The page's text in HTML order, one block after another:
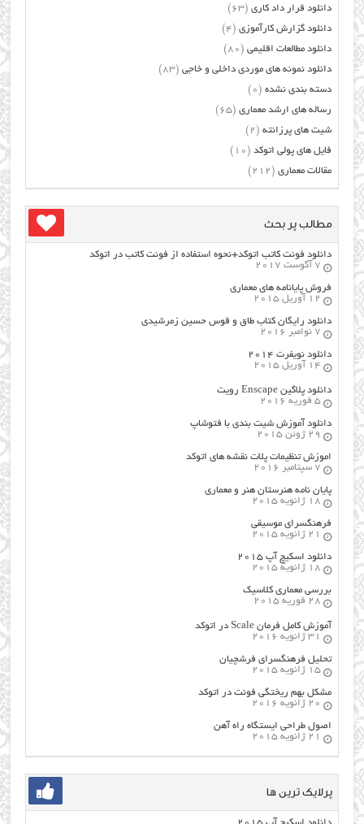
دانلود قرار داد کاری (63)
دانلود گزارش کارآموزی (4)
دانلود مطالعات اقلیمی (80)
دانلود نمونه های موردی داخلی و خاجی (83)
دسته بندی نشده (0)
رساله های ارشد معماری (65)
شیت های پرزانته (2)
فایل های پولی اتوکد (10)
مقالات معماری (212)
مطالب پر بحث
دانلود فونت کاتب اتوکد+نحوه استفاده از فونت کاتب در اتوکد
7 آگوست 2017
فروش پایانامه های معماری
12 آوریل 2015
دانلود رایگان کتاب طاق و قوس حسین زمرشیدی
7 نوامبر 2016
دانلود نویفرت ۲۰۱۴
14 آوریل 2015
دانلود پلاگین Enscape رویت
5 فوریه 2016
دانلود آموزش شیت بندی با فتوشاپ
29 ژوئن 2015
اموزش تنظیمات پلات نقشه های اتوکد
7 سپتامبر 2016
پایان نامه هنرستان هنر و معماري
18 ژانویه 2015
فرهنگسراي موسيقي
21 ژانویه 2015
دانلود اسکیچ آپ ۲۰۱۵
18 ژانویه 2015
بررسی معماری کلاسیک
28 فوریه 2015
آموزش کامل فرمان Scale در اتوکد
31 ژانویه 2016
تحلیل فرهنگسرای فرشچیان
15 ژانویه 2015
مشکل بهم ریختگی فونت در اتوکد
20 ژانویه 2016
اصول طراحي ایستگاه راه آهن
21 ژانویه 2015
پرلایک ترین ها